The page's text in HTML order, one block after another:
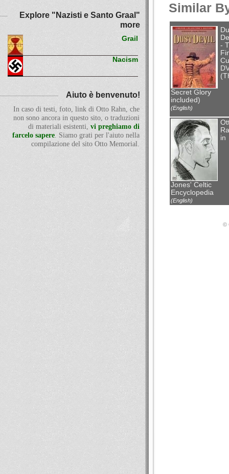
Similar
-
Secret Glory
included)
(English)
in
Jones' Celtic
Encyclopedia
(English)
Explore "Nazisti e Santo Graal"
more
Grail
Nacism
Aiuto è benvenuto!
In caso di testi, foto, link di Otto Rahn, che
non sono ancora in questo sito, o traduzioni
di materiali esistenti, vi preghiamo di
farcelo sapere. Siamo grati per l'aiuto nella
compilazione del sito Otto Memorial.
©